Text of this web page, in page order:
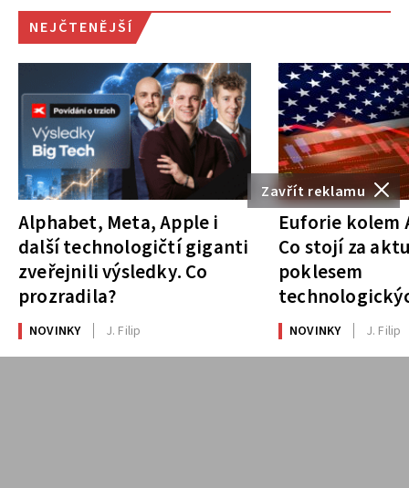
Zavřít reklamu
NEJČTENĚJŠÍ
Alphabet, Meta, Apple i
další technologičtí giganti
zveřejnili výsledky. Co
prozradila?
NOVINKY J. Filip
Euforie kolem
Co stojí za
poklesem
NOVINKY J. Filip